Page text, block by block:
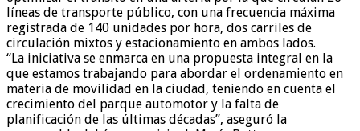
líneas de transporte público, con una frecuencia máxima
registrada de 140 unidades por hora, dos carriles de
circulación mixtos y estacionamiento en ambos lados.
“La iniciativa se enmarca en una propuesta integral en la
que estamos trabajando para abordar el ordenamiento en
materia de movilidad en la ciudad, teniendo en cuenta el
crecimiento del parque automotor y la falta de
planificación de las últimas décadas”, aseguró la